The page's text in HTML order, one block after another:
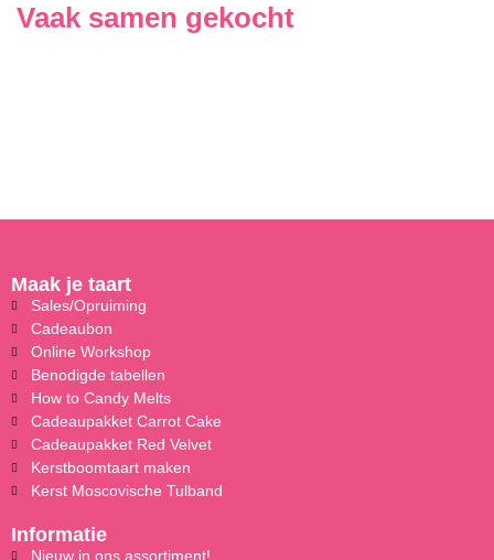
Vaak samen gekocht
Maak je taart
Sales/Opruiming
Cadeaubon
Online Workshop
Benodigde tabellen
How to Candy Melts
Cadeaupakket Carrot Cake
Cadeaupakket Red Velvet
Kerstboomtaart maken
Kerst Moscovische Tulband
Informatie
Nieuw in ons assortiment!